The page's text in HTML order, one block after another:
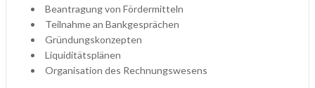
Beantragung von Fördermitteln
Teilnahme an Bankgesprächen
Gründungskonzepten
Liquiditätsplänen
Organisation des Rechnungswesens